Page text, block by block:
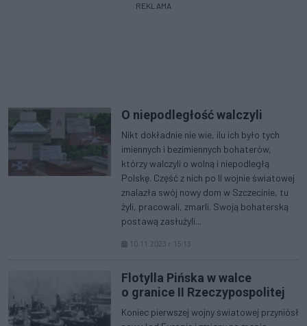
REKLAMA
O niepodległość walczyli
Nikt dokładnie nie wie, ilu ich było tych
imiennych i bezimiennych bohaterów,
którzy walczyli o wolną i niepodległą
Polskę. Część z nich po II wojnie światowej
znalazła swój nowy dom w Szczecinie, tu
żyli, pracowali, zmarli. Swoją bohaterską
postawą zasłużyli...
10.11.2023 r. 15:13
Flotylla Pińska w walce
o granice II Rzeczypospolitej
Koniec pierwszej wojny światowej przyniósł